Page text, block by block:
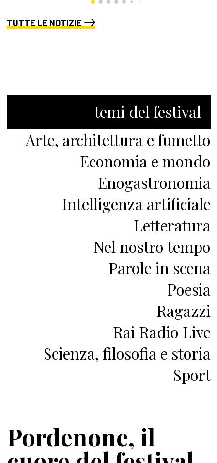
TUTTE LE NOTIZIE
Arte, architettura e fumetto
Economia e mondo
Enogastronomia
Intelligenza artificiale
Letteratura
Nel nostro tempo
Parole in scena
Poesia
Ragazzi
Rai Radio Live
Scienza, filosofia e storia
Sport
temi del festival
Pordenone, il